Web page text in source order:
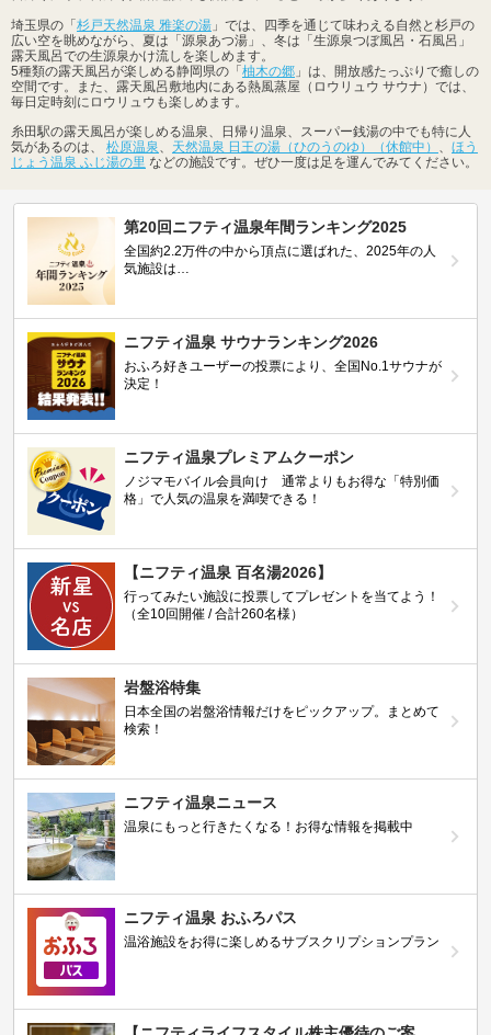
埼玉県の「 杉戸天然温泉 雅楽の湯 」では、四季を通じて味わえる自然と杉戸の
広い空を眺めながら、夏は「源泉あつ湯」、冬は「生源泉つぼ風呂・石風呂」
露天風呂での生源泉かけ流しを楽しめます。
5種類の露天風呂が楽しめる静岡県の「 柚木の郷 」は、開放感たっぷりで癒しの
空間です。また、露天風呂敷地内にある熱風蒸屋（ロウリュウ サウナ）では、
毎日定時刻にロウリュウも楽しめます。
糸田駅の露天風呂が楽しめる温泉、日帰り温泉、スーパー銭湯の中でも特に人
気があるのは、 松原温泉、 天然温泉 日王の湯（ひのうのゆ）（休館中） 、 ほう
じょう温泉 ふじ湯の里 などの施設です。ぜひ一度は足を運んでみてください。
第20回ニフティ温泉年間ランキング2025
全国約2.2万件の中から頂点に選ばれた、2025年の人
気施設は…
ニフティ温泉 サウナランキング2026
おふろ好きユーザーの投票により、全国No.1サウナが
決定！
ニフティ温泉プレミアムクーポン
ノジマモバイル会員向け 通常よりもお得な「特別価
格」で人気の温泉を満喫できる！
【ニフティ温泉 百名湯2026】
行ってみたい施設に投票してプレゼントを当てよう！
（全10回開催 / 合計260名様）
岩盤浴特集
日本全国の岩盤浴情報だけをピックアップ。まとめて
検索！
ニフティ温泉ニュース
温泉にもっと行きたくなる！お得な情報を掲載中
ニフティ温泉 おふろパス
温浴施設をお得に楽しめるサブスクリプションプラン